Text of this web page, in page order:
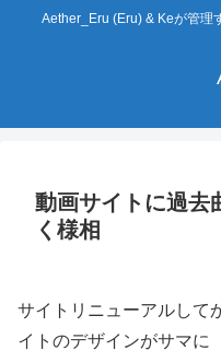
Aether_Eru (Eru) & Keが管理
動画サイトに過去
く様相
サイトリニューアルして
イトのデザインがサマに